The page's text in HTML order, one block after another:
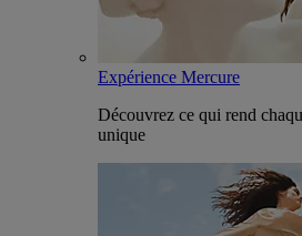
Expérience Mercure
Découvrez ce qui rend
unique